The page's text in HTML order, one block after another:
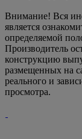
Внимание! Вся
является
определяемой
Производитель
конструкцию
размещенных на
реального и
просмотра.